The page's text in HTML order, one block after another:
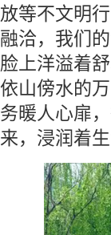
放等不文明
融洽，我们
脸上洋溢着
依山傍水的
务暖人心扉
来，浸润着